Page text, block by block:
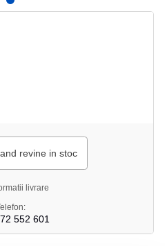
revine in stoc
livrare
552 601